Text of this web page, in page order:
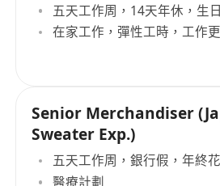
五天工作周，14天年休，生
在家工作，彈性工時，工作
Senior Merchandiser
Sweater Exp.)
五天工作周，銀行假，年終
醫療計劃